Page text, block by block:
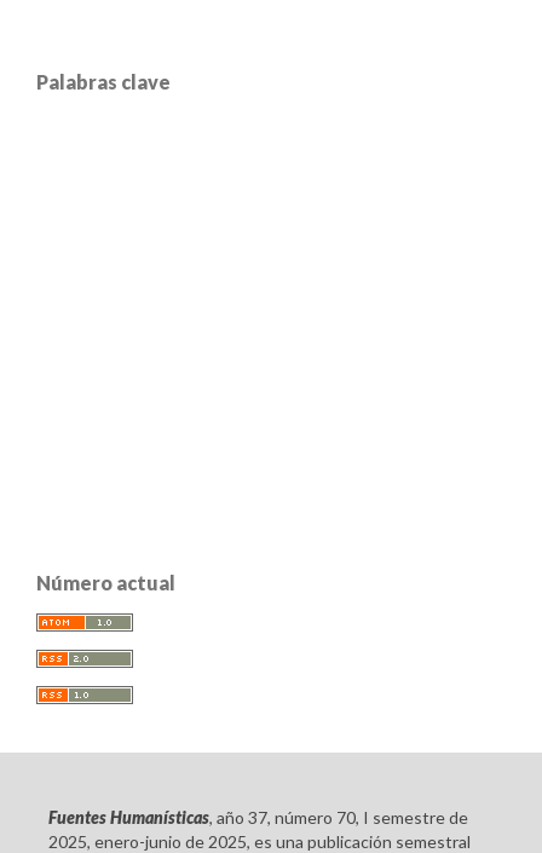
Palabras clave
Número actual
Fuentes Humanísticas, año 37, número 70, I semestre de
2025, enero-junio de 2025, es una publicación semestral